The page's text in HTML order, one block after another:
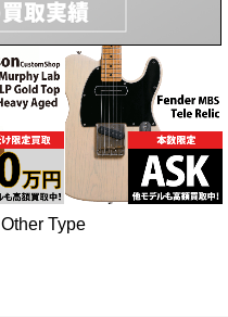
Other Type